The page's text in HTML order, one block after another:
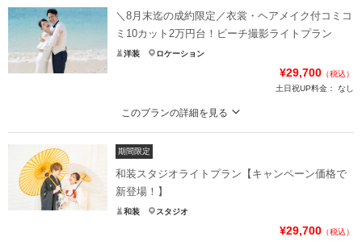
＼8月末迄の成約限定／衣裳・ヘアメイク付コミコ
ミ10カット2万円台！ビーチ撮影ライトプラン
洋装 ロケーション
¥29,700 （税込）
土日祝UP料金：
なし
このプランの詳細を見る
平日限定・衣裳は公式ホームページのプラン内衣装のみセレクト可/お客様のカ
メラ・スマホのお持込みはできかねます
すべてのラインナップから衣裳を選択する場合は、別のプランにてお申込みを
お願いいたします。撮影・参加は新郎新婦様のみとなります。ファミリーフォ
トやお子様との撮影は別プランのお申込みをお願いいたします。
期間限定
和装スタジオライトプラン【キャンペーン価格で
新登場！】
和装 スタジオ
¥29,700 （税込）